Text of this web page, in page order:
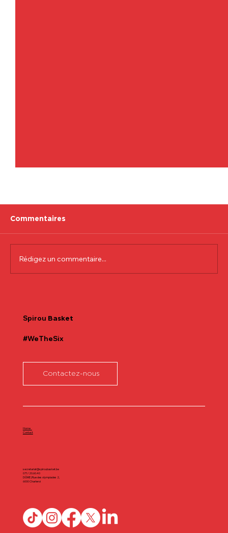
Commentaires
Rédigez un commentaire...
Spirou Basket
#WeTheSix
Contactez-nous
secretariat@spiroubasket.be
071/20.60.40
DÔME | Rue des olympiades 2,
6000 Charleroi
Home
Contact